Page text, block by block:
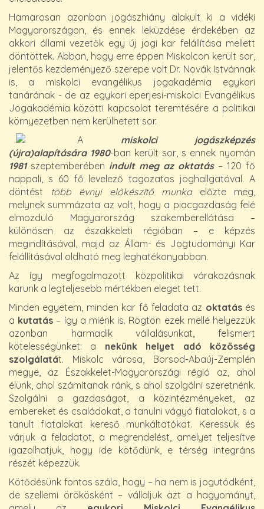
Hamarosan azonban jogászhiány alakult ki a vidéki
Magyarországon, és ennek leküzdése érdekében az
akkori állami vezetők egy új jogi kar felállítása mellett
döntöttek. Abban, hogy erre éppen Miskolcon került sor,
jelentős kezdeményező szerepe volt Dr. Novák Istvánnak
is, a miskolci evangélikus jogakadémia egykori
tanárának - de az egykori eperjesi-miskolci Evangélikus
Jogakadémia közötti kapcsolat teremtésére a politikai
környezetben nem kerülhetett sor.
A miskolci jogászképzés
(újra)alapítására 1980-ban került sor, s ennek nyomán
1981szeptemberében indult meg az oktatás– 120 fő
nappali, s 60 fő levelező tagozatos joghallgatóval. A
döntést több évnyi előkészítőmunkaelőzte meg,
melynek summázata az volt, hogy a piacgazdaság felé
elmozduló Magyarország szakemberellátása –
különösen az északkeleti régióban – e képzés
megindításával, majd az Állam- és Jogtudományi Kar
felállításával oldható meg leghatékonyabban.
Az így megfogalmazott közpolitikai várakozásnak
karunk a legteljesebb mértékben eleget tett.
Minden egyetem, minden kar fő feladata az oktatásés
a kutatás – így a miénk is. Rögtön ezek mellé helyezzük
azonban harmadik vállalásunkat, felismert
kötelességünket: a nekünk helyet adó közösség
szolgálatát. Miskolc városa, Borsod-Abaúj-Zemplén
megye, az Északkelet-Magyarországi régió az, ahol
élünk, ahol számítanak ránk, s ahol szolgálni szeretnénk.
Szolgálni a gazdaságot, a közintézményeket, az
embereket és családokat, a tanulni vágyó fiatalokat, s a
tanult fiatalokat kereső munkáltatókat. Keressük és
várjuk a feladatot, a megrendelést, amelyet teljesítve
igazolhatjuk, hogy ide kötődünk, e térség integráns
részét képezzük.
Kötődésünk fontos szála, hogy – ha nem is jogutódként,
de szellemi örökösként – vállaljuk azt a hagyományt,